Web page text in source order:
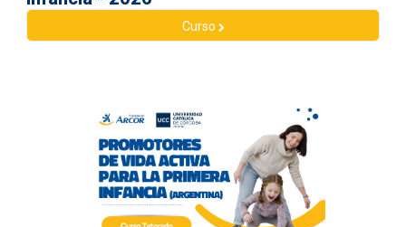
Curso